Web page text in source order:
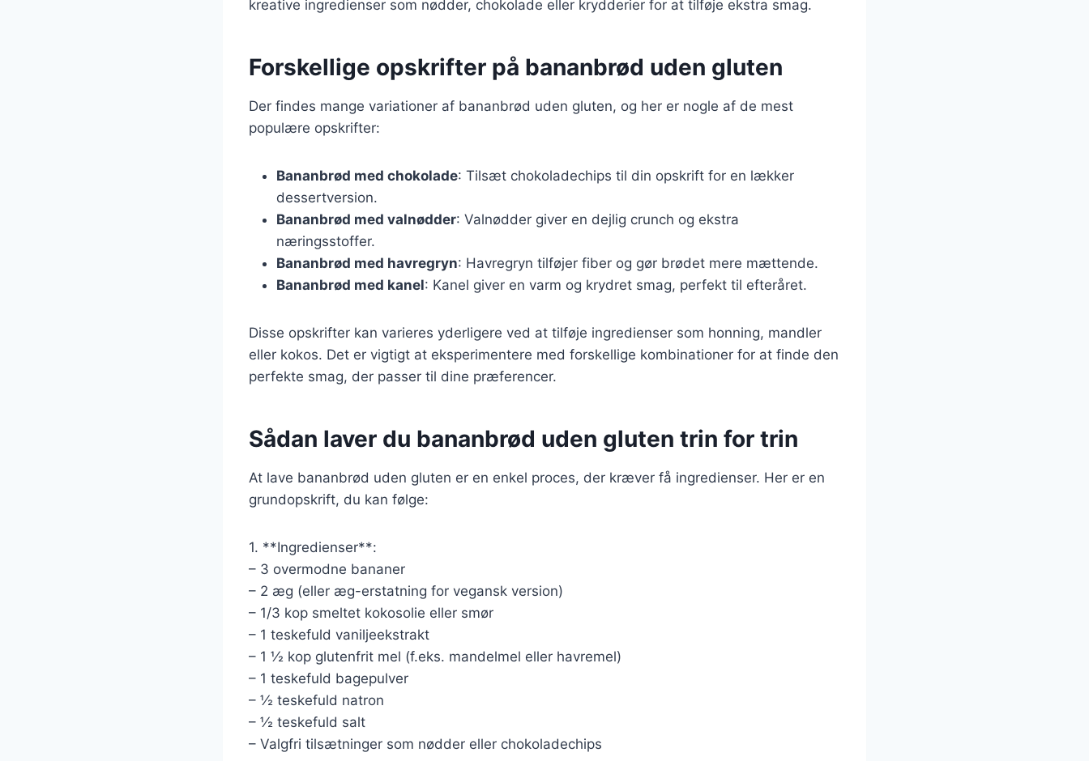
kreative ingredienser som nødder, chokolade eller krydderier for at tilføje ekstra smag.
Forskellige opskrifter på bananbrød uden gluten
Der findes mange variationer af bananbrød uden gluten, og her er nogle af de mest
populære opskrifter:
Bananbrød med chokolade: Tilsæt chokoladechips til din opskrift for en lækker
dessertversion.
Bananbrød med valnødder: Valnødder giver en dejlig crunch og ekstra
næringsstoffer.
Bananbrød med havregryn: Havregryn tilføjer fiber og gør brødet mere mættende.
Bananbrød med kanel: Kanel giver en varm og krydret smag, perfekt til efteråret.
Disse opskrifter kan varieres yderligere ved at tilføje ingredienser som honning, mandler
eller kokos. Det er vigtigt at eksperimentere med forskellige kombinationer for at finde den
perfekte smag, der passer til dine præferencer.
Sådan laver du bananbrød uden gluten trin for trin
At lave bananbrød uden gluten er en enkel proces, der kræver få ingredienser. Her er en
grundopskrift, du kan følge:
1. **Ingredienser**:
– 3 overmodne bananer
– 2 æg (eller æg-erstatning for vegansk version)
– 1/3 kop smeltet kokosolie eller smør
– 1 teskefuld vaniljeekstrakt
– 1 ½ kop glutenfrit mel (f.eks. mandelmel eller havremel)
– 1 teskefuld bagepulver
– ½ teskefuld natron
– ½ teskefuld salt
– Valgfri tilsætninger som nødder eller chokoladechips